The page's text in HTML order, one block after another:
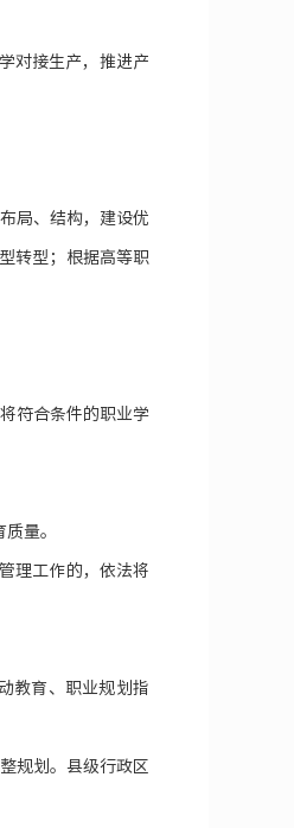
对接生产，推进产
局、结构，建设优
转型；根据高等职
符合条件的职业学
量。
理工作的，依法将
教育、职业规划指
规划。县级行政区